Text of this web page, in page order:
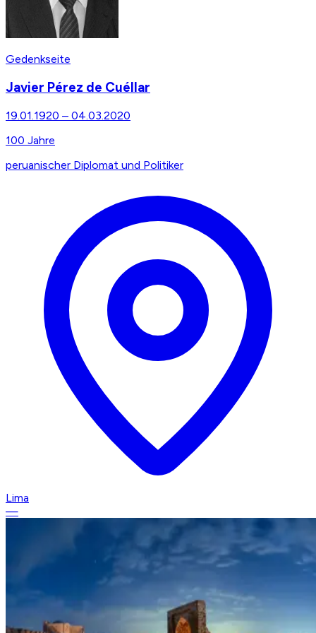
Gedenkseite
Javier Pérez de Cuéllar
19.01.1920 – 04.03.2020
100 Jahre
peruanischer Diplomat und Politiker
Lima
—